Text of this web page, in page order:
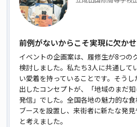
前例がないからこそ実現に欠か
イベントの企画案は、履修生が8つの
検討しました。私たち3人に共通して
い愛着を持っていることです。そう
出したコンセプトが、「地域のまだ
発信」でした。全国各地の魅力的な
ブースを設置し、来街者に新たな発
と考えました。